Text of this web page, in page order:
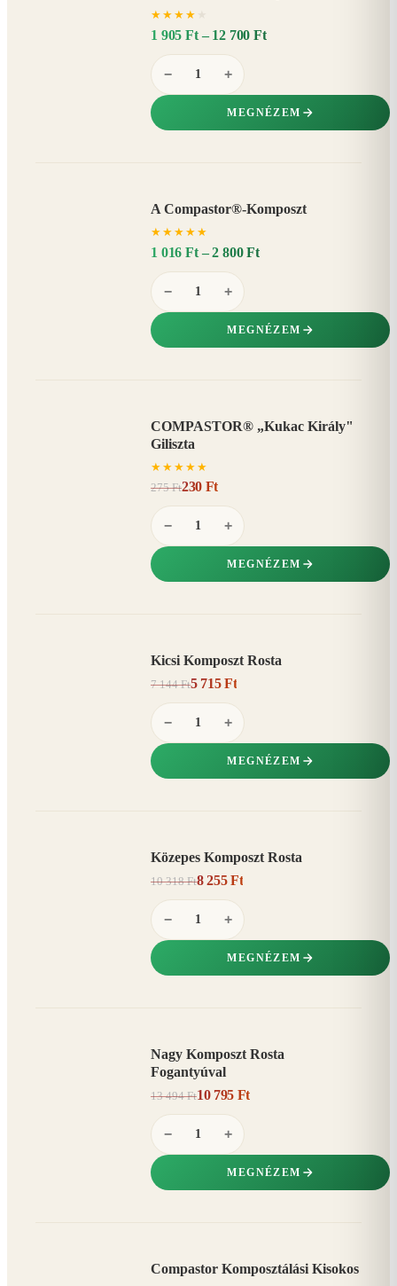
★ ★ ★ ★
1 905 Ft – 12 700 Ft
− +
MEGNÉZEM
A Compastor®-Komposzt
★ ★ ★ ★ ★
1 016 Ft – 2 800 Ft
− +
MEGNÉZEM
COMPASTOR® „Kukac Király"
Giliszta
★ ★ ★ ★ ★
275 Ft230 Ft
− +
MEGNÉZEM
Kicsi Komposzt Rosta
7 144 Ft5 715 Ft
− +
MEGNÉZEM
Közepes Komposzt Rosta
10 318 Ft8 255 Ft
− +
MEGNÉZEM
Nagy Komposzt Rosta
Fogantyúval
13 494 Ft10 795 Ft
− +
MEGNÉZEM
Compastor Komposztálási Kisokos